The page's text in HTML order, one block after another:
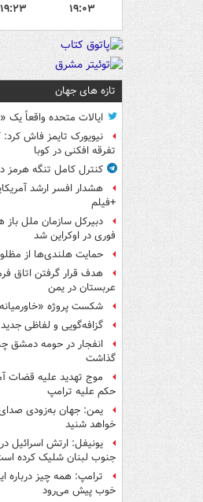
۱۹:۰۳
۱۹:۲۳
تازه های جهان
ایالات متحده واقعاً
نیویورک تایمز فاش کرد:
تفرقه افکنی در کوبا
کنترل کامل تنگه هرمز
هشدار افسر ارشد
+فیلم
دبیرکل سازمان ملل
فوری در اوکراین شد
حمایت هلندی‌ها از
هدف قرار گرفتن اتاق‌
عربستان در یمن
شکست پروژه
گزافه‌گویی و لفاظی
انفجار در حومه دمشق
گذاشت
موج تهدید علیه قضات
حکم علیه ترامپ
یمن: جهان به‌زودی
خواهد شنید
جنوب لبنان شلیک کرده
ترامپ: همه چیز درباره
خوب پیش می‌رود